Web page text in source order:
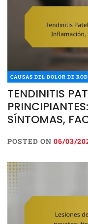
CAUSAS DEL DOLOR DE
TENDINITIS
SÍNTOMAS,
POSTED ON 06/03/